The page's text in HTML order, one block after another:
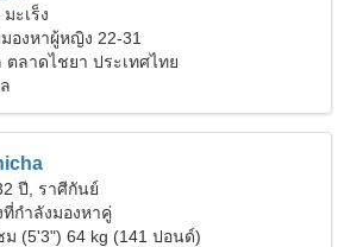
ะเร็ง
องหาผู้หญิง 22-31
ตลาดไชยา ประเทศไทย
ปี, ราศีกันย์
กำลังมองหาคู่
ม (5'3") 64 kg (141 ปอนด์)